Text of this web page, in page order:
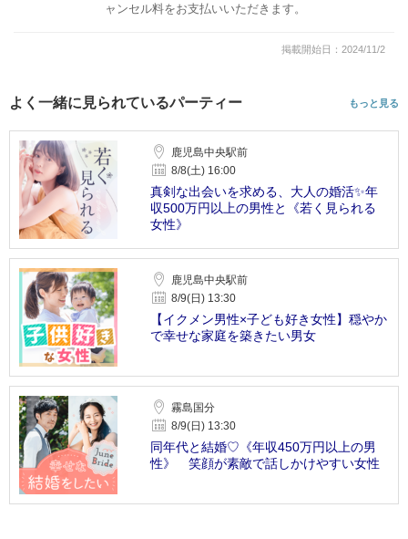
ャンセル料をお支払いいただきます。
掲載開始日：2024/11/2
よく一緒に見られているパーティー もっと見る
鹿児島中央駅前
8/8(土) 16:00
真剣な出会いを求める、大人の婚活✨年
収500万円以上の男性と《若く見られる
女性》
鹿児島中央駅前
8/9(日) 13:30
【イクメン男性×子ども好き女性】穏やか
で幸せな家庭を築きたい男女
霧島国分
8/9(日) 13:30
同年代と結婚♡《年収450万円以上の男
性》 笑顔が素敵で話しかけやすい女性